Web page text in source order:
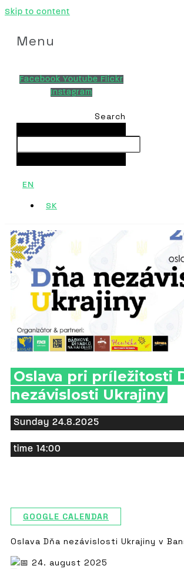
Skip to content
Menu
Facebook Youtube Flickr
Instagram
Search
EN
SK
Oslava pri príležitosti
nezávislosti Ukrajiny
Sunday 24.8.2025
time 14:00
GOOGLE CALENDAR
Oslava Dňa nezávislosti Ukrajiny v
24. august 2025